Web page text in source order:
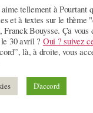
centaines de
soutenu par le
et
samedi 14
: Astrid
: Benoît
tellement à Pourtant
et à textes sur le thème
Bouysse. Ça vous
30 avril ? Oui ? suivez
là, à droite, vous
D'accord